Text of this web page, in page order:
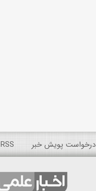
درخواست پویش خبر RSS